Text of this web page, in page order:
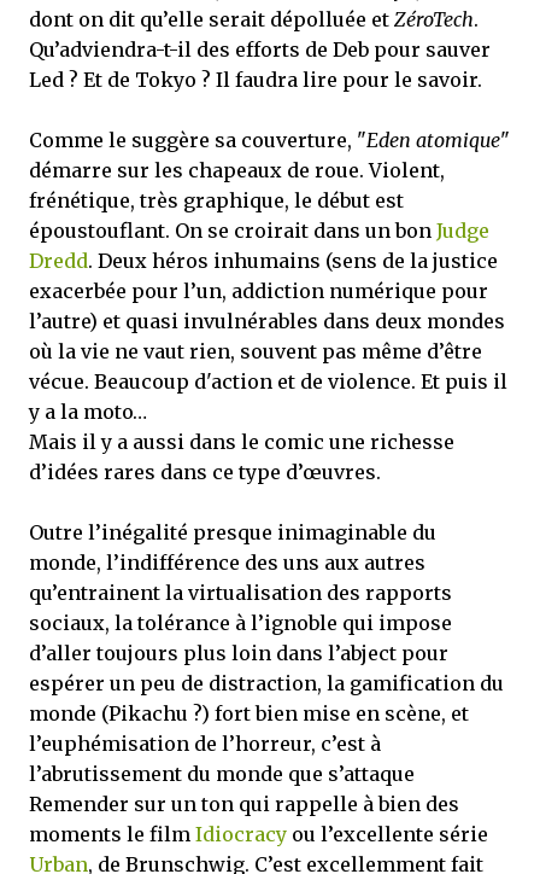
dont on dit qu’elle serait dépolluée et ZéroTech.
Qu’adviendra-t-il des efforts de Deb pour sauver
Led ? Et de Tokyo ? Il faudra lire pour le savoir.
Comme le suggère sa couverture, "Eden atomique"
démarre sur les chapeaux de roue. Violent,
frénétique, très graphique, le début est
époustouflant. On se croirait dans un bon Judge
Dredd. Deux héros inhumains (sens de la justice
exacerbée pour l’un, addiction numérique pour
l’autre) et quasi invulnérables dans deux mondes
où la vie ne vaut rien, souvent pas même d’être
vécue. Beaucoup d'action et de violence. Et puis il
y a la moto…
Mais il y a aussi dans le comic une richesse
d’idées rares dans ce type d’œuvres.
Outre l’inégalité presque inimaginable du
monde, l’indifférence des uns aux autres
qu’entrainent la virtualisation des rapports
sociaux, la tolérance à l’ignoble qui impose
d’aller toujours plus loin dans l’abject pour
espérer un peu de distraction, la gamification du
monde (Pikachu ?) fort bien mise en scène, et
l’euphémisation de l’horreur, c’est à
l’abrutissement du monde que s’attaque
Remender sur un ton qui rappelle à bien des
moments le film Idiocracy ou l’excellente série
Urban, de Brunschwig. C’est excellemment fait